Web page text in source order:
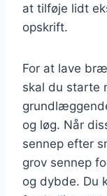
at tilføje lidt
opskrift.
For at lave
skal du starte
og løg. Når
sennep efter
grov sennep
og dybde. Du